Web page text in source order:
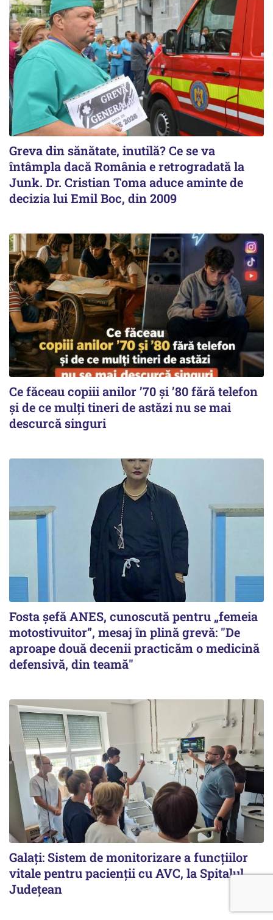
Greva din sănătate, inutilă? Ce se va
întâmpla dacă România e retrogradată la
Junk. Dr. Cristian Toma aduce aminte de
decizia lui Emil Boc, din 2009
Ce făceau copiii anilor ’70 și ’80 fără telefon
și de ce mulți tineri de astăzi nu se mai
descurcă singuri
Fosta șefă ANES, cunoscută pentru „femeia
motostivuitor”, mesaj în plină grevă: "De
aproape două decenii practicăm o medicină
defensivă, din teamă"
Galați: Sistem de monitorizare a funcțiilor
vitale pentru pacienții cu AVC, la Spitalul
Județean